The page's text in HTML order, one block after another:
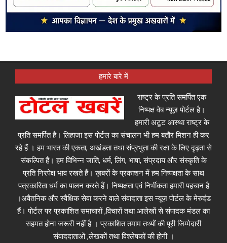
हमारे बारे में
राष्ट्र के प्रति समर्पित एक
निष्पक्ष वेब न्यूज़ पोर्टल है।
हमारी अटूट आस्था राष्ट्र के
प्रति समर्पित है। लिहाजा इस पोर्टल का संचालन भी हम बतौर मिशन ही कर
रहे हैं । हम भारत की एकता, अखंडता तथा संप्रभुता की रक्षा के लिए दृढ़ता से
संकल्पित हैं। हम विभिन्न जाति, धर्म, लिंग, भाषा, संप्रदाय और संस्कृति के
प्रति निरपेक्ष भाव रखते हैं। ख़बरों के प्रकाशन में हम निष्पक्षता के साथ
पत्रकारिता धर्म का पालन करते हैं। निष्पक्षता एवं निर्भीकता हमारी पहचान है
।अवैतनिक और स्वैक्षिक सेवा करने वाले संवादाता इस न्यूज़ पोर्टल के मेरुदंड
हैं। पोर्टल पर प्रकाशित समाचारों ,विचारों तथा आलेखों से संपादक मंडल का
सहमत होना जरूरी नहीं है । प्रकाशित तमाम तथ्यों की पूरी जिम्मेदारी
संवाददाताओं ,लेखकों तथा विश्लेषकों की होगी ।